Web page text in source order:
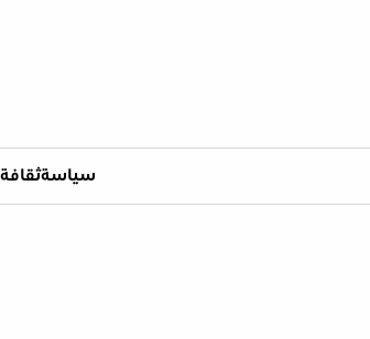
سياسة